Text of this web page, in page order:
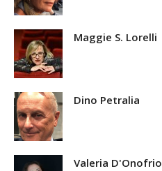
Maggie S. Lorelli
Dino Petralia
Valeria D'Onofrio